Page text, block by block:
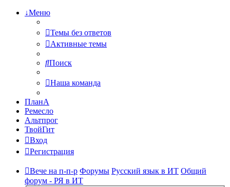
↓Меню
Темы без ответов
Активные темы
Поиск
Наша команда
ПланА
Ремесло
Альтпрог
ТвойГит
Вход
Регистрация
Вече на п-п-р Форумы Русский язык в ИТ Общий
форум - РЯ в ИТ